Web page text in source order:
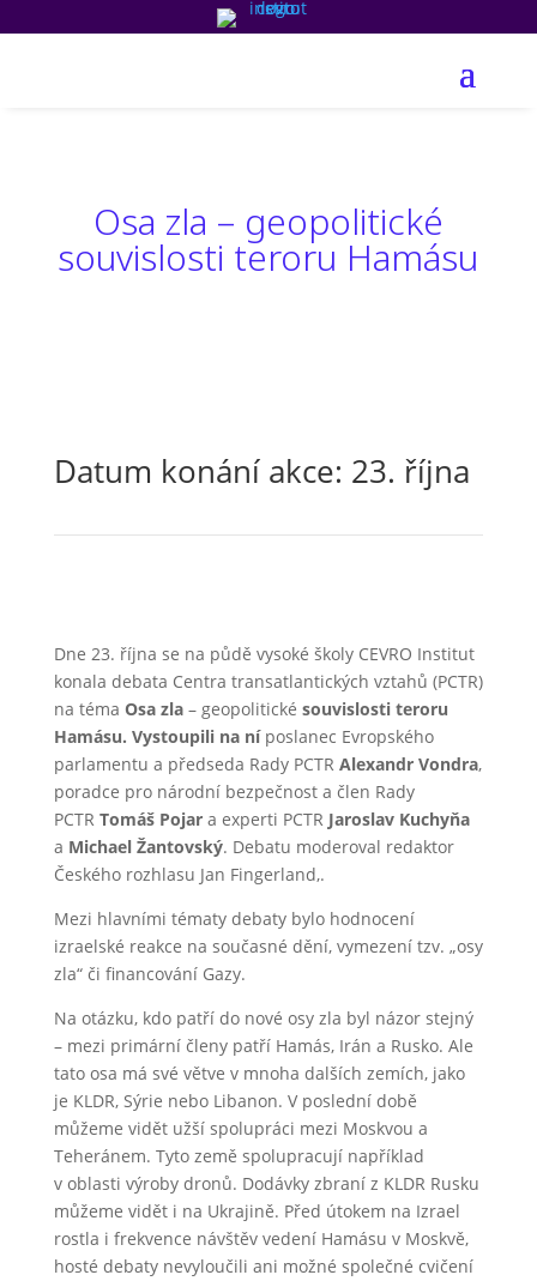
Osa zla – geopolitické
souvislosti teroru Hamásu
Datum konání akce: 23. října
Dne 23. října se na půdě vysoké školy CEVRO Institut
konala debata Centra transatlantických vztahů (PCTR)
na téma Osa zla – geopolitické souvislosti teroru
Hamásu. Vystoupili na ní poslanec Evropského
parlamentu a předseda Rady PCTR Alexandr Vondra,
poradce pro národní bezpečnost a člen Rady
PCTR Tomáš Pojara experti PCTR Jaroslav Kuchyňa
a Michael Žantovský. Debatu moderoval redaktor
Českého rozhlasu Jan Fingerland,.
Mezi hlavními tématy debaty bylo hodnocení
izraelské reakce na současné dění, vymezení tzv. „osy
zla“ či financování Gazy.
Na otázku, kdo patří do nové osy zla byl názor stejný
– mezi primární členy patří Hamás, Irán a Rusko. Ale
tato osa má své větve v mnoha dalších zemích, jako
je KLDR, Sýrie nebo Libanon. V poslední době
můžeme vidět užší spolupráci mezi Moskvou a
Teheránem. Tyto země spolupracují například
v oblasti výroby dronů. Dodávky zbraní z KLDR Rusku
můžeme vidět i na Ukrajině. Před útokem na Izrael
rostla i frekvence návštěv vedení Hamásu v Moskvě,
hosté debaty nevyloučili ani možné společné cvičení